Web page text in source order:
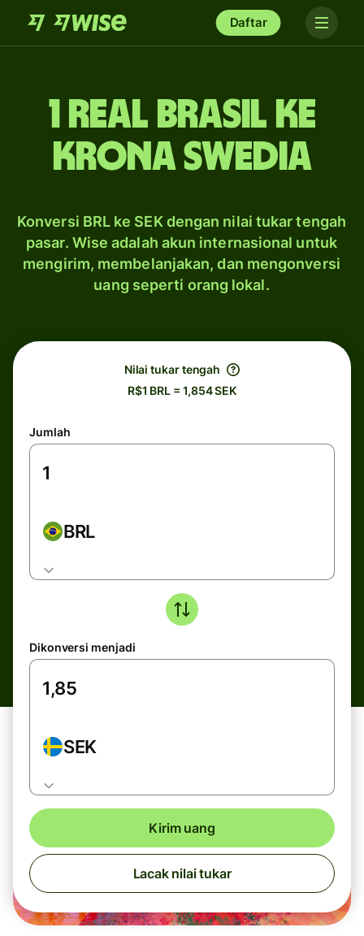
Daftar
1 real Brasil ke
krona Swedia
Konversi BRL ke SEK dengan nilai tukar tengah
pasar. Wise adalah akun internasional untuk
mengirim, membelanjakan, dan mengonversi
uang seperti orang lokal.
Nilai tukar tengah
R$1 BRL = 1,854 SEK
Jumlah
BRL
Dikonversi menjadi
SEK
Kirim uang
Lacak nilai tukar